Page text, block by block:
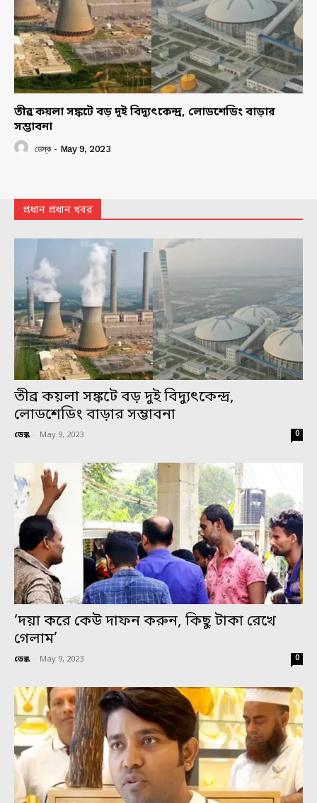
তীব্র কয়লা সঙ্কটে বড় দুই বিদ্যুৎকেন্দ্র, লোডশেডিং বাড়ার
সম্ভাবনা
ডেস্ক - May 9, 2023
প্রধান প্রধান খবর
তীব্র কয়লা সঙ্কটে বড় দুই বিদ্যুৎকেন্দ্র,
লোডশেডিং বাড়ার সম্ভাবনা
ডেস্ক - May 9, 2023 0
‘দয়া করে কেউ দাফন করুন, কিছু টাকা রেখে
গেলাম’
ডেস্ক - May 9, 2023 0